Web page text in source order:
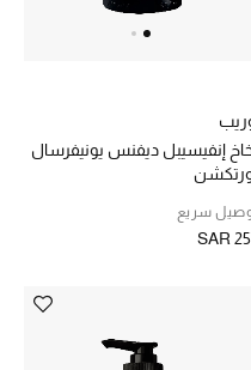
إنفيسيبل ديفنس يونيفرسال
سريع
SAR